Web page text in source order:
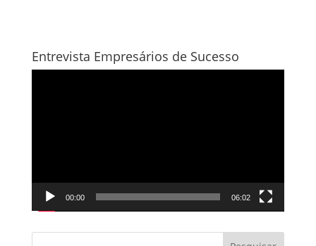
Entrevista Empresários de Sucesso
00:00 06:02